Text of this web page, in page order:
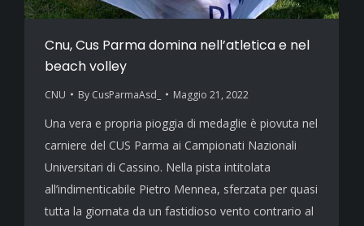
Cnu, Cus Parma domina nell’atletica e nel
beach volley
CNU By CusParmaAsd_ Maggio 21, 2022
Una vera e propria pioggia di medaglie è piovuta nel
carniere del CUS Parma ai Campionati Nazionali
Universitari di Cassino. Nella pista intitolata
all’indimenticabile Pietro Mennea, sferzata per quasi
tutta la giornata da un fastidioso vento contrario al